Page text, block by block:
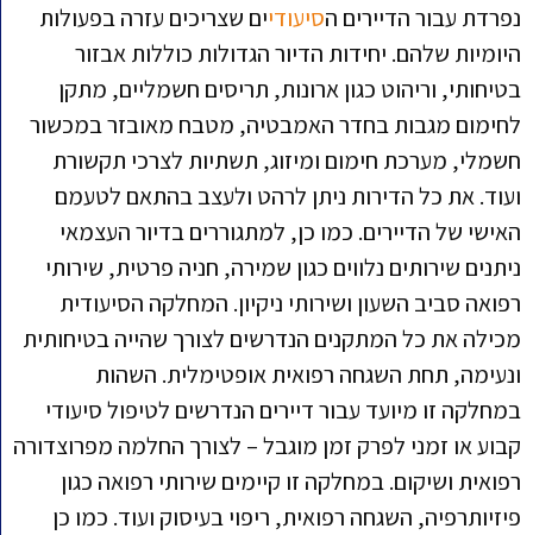
נפרדת עבור הדיירים הסיעודיים שצריכים עזרה בפעולות
היומיות שלהם. יחידות הדיור הגדולות כוללות אבזור
בטיחותי, וריהוט כגון ארונות, תריסים חשמליים, מתקן
לחימום מגבות בחדר האמבטיה, מטבח מאובזר במכשור
חשמלי, מערכת חימום ומיזוג, תשתיות לצרכי תקשורת
ועוד. את כל הדירות ניתן לרהט ולעצב בהתאם לטעמם
האישי של הדיירים. כמו כן, למתגוררים בדיור העצמאי
ניתנים שירותים נלווים כגון שמירה, חניה פרטית, שירותי
רפואה סביב השעון ושירותי ניקיון. המחלקה הסיעודית
מכילה את כל המתקנים הנדרשים לצורך שהייה בטיחותית
ונעימה, תחת השגחה רפואית אופטימלית. השהות
במחלקה זו מיועד עבור דיירים הנדרשים לטיפול סיעודי
קבוע או זמני לפרק זמן מוגבל – לצורך החלמה מפרוצדורה
רפואית ושיקום. במחלקה זו קיימים שירותי רפואה כגון
פיזיותרפיה, השגחה רפואית, ריפוי בעיסוק ועוד. כמו כן